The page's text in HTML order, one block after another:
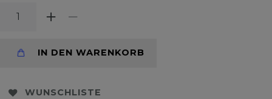
IN DEN WARENKORB
WUNSCHLISTE